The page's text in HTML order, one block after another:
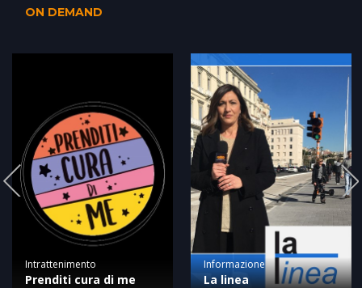
ON DEMAND
Intrattenimento
Prenditi cura di me
Informazione
La linea